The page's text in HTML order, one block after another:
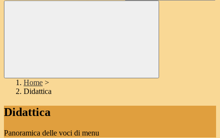
Home >
Didattica
Didattica
Panoramica delle voci di menu